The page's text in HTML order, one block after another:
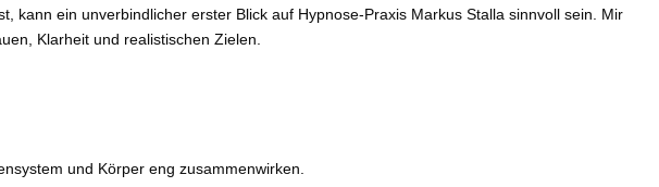
ein unverbindlicher erster Blick auf Hypnose-Praxis Markus Stalla sinnvoll sein. Mir
Klarheit und realistischen Zielen.
und Körper eng zusammenwirken.